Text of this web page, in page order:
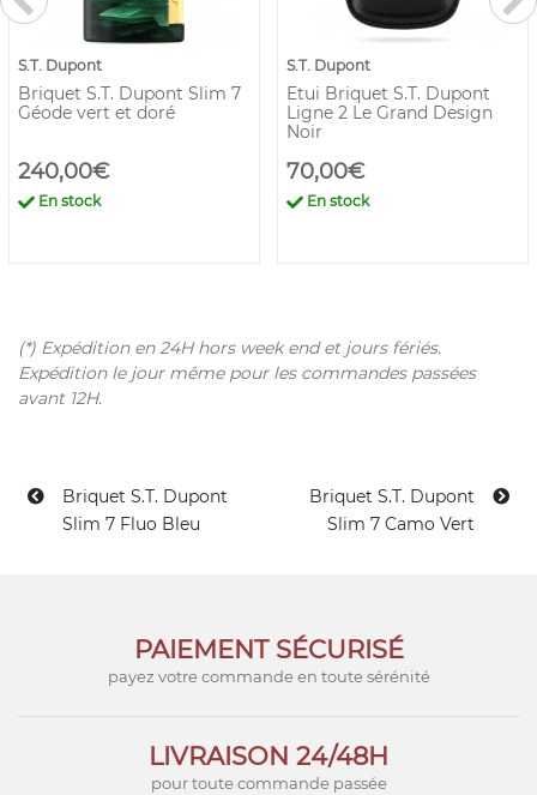
S.T. Dupont
Briquet S.T. Dupont Slim 7
Géode vert et doré
240,00€
En stock
S.T. Dupont
Etui Briquet S.T. Dupont
Ligne 2 Le Grand Design
Noir
70,00€
En stock
(*) Expédition en 24H hors week end et jours fériés.
Expédition le jour même pour les commandes passées
avant 12H.
Briquet S.T. Dupont
Slim 7 Fluo Bleu
Briquet S.T. Dupont
Slim 7 Camo Vert
PAIEMENT SÉCURISÉ
payez votre commande en toute sérénité
LIVRAISON 24/48H
pour toute commande passée